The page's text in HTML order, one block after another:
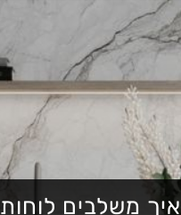
איך משלבים לוחות